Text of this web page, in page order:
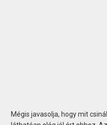
Mégis javasolja, hogy mit